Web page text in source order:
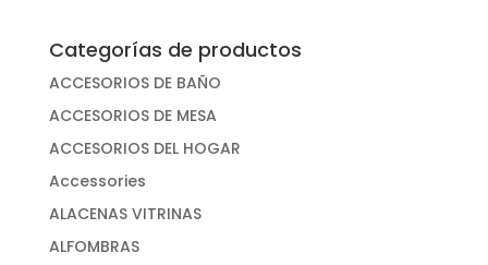
Categorías de productos
ACCESORIOS DE BAÑO
ACCESORIOS DE MESA
ACCESORIOS DEL HOGAR
Accessories
ALACENAS VITRINAS
ALFOMBRAS